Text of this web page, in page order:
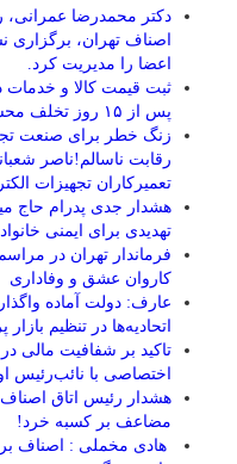
دکتر محمدرضا عمرانی،
اصناف تهران،
اعضا را مدیریت کرد.
پس از ۱۵ روز تخلف محسوب می‌شود
زنگ خطر برای صنعت
رقابت ناسالم!ناصر
تعمیرکاران تجهیزات
هشدار جدی پدرام حاج
تهدیدی برای ایمنی
فرماندار تهران در
کاروان عشق و وفاداری
عارف: دولت آماده
اتحادیه‌ها در تنظیم
تاکید بر شفافیت مالی
اختصاصی با نائب‌رئیس
هشدار رئیس اتاق اصناف
مضاعف بر کسبه خرد!
هادی مخملی : اصناف